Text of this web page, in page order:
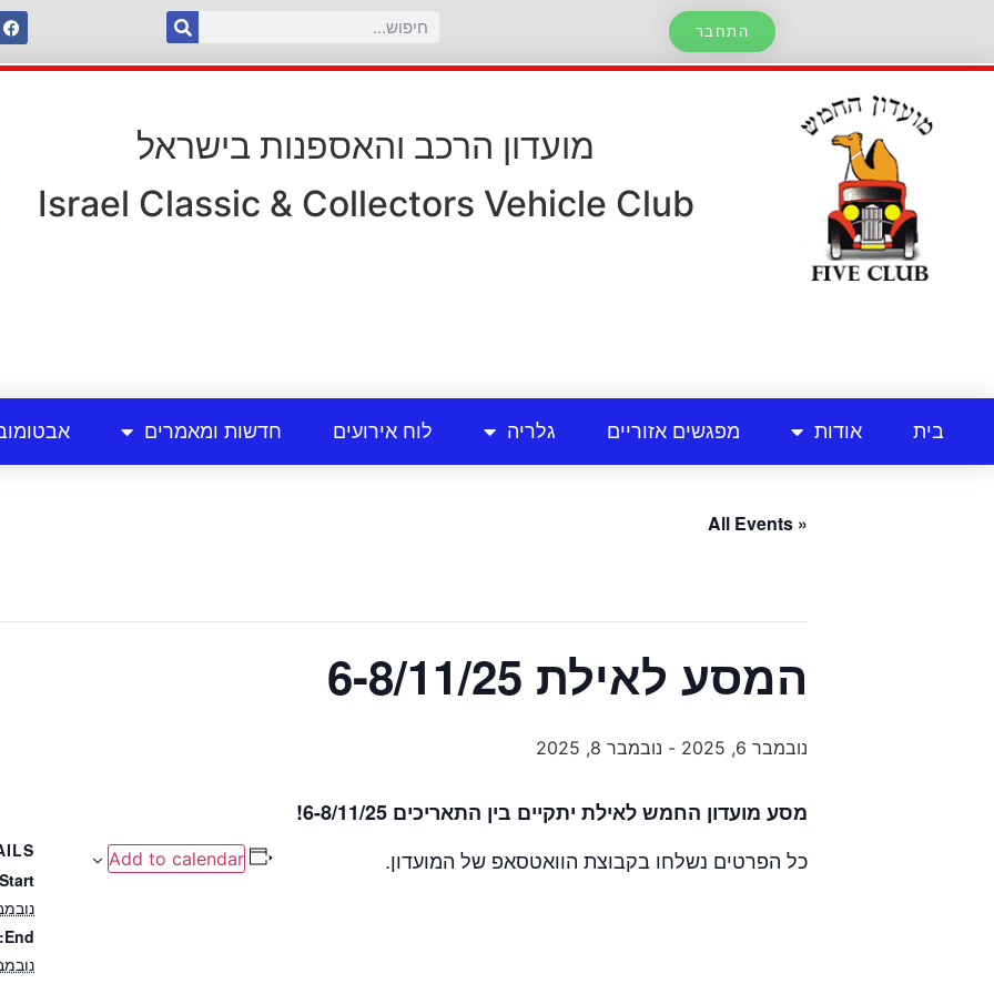
התחבר
מועדון הרכב והאספנות בישראל
Israel Classic & Collectors Vehicle Club
בית אודות מפגשים אזוריים גלריה לוח אירועים חדשות ומאמרים
« All Events
המסע לאילת 6-8/11/25
נובמבר 6, 2025 - נובמבר 8, 2025
מסע מועדון החמש לאילת יתקיים בין התאריכים 6-8/11/25!
כל הפרטים נשלחו בקבוצת הוואטסאפ של המועדון.
Add to calendar
Start:
נובמבר 6,
End:
נובמבר 8,